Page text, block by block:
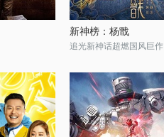
新神榜：杨戬
追光新神话超燃国风巨作